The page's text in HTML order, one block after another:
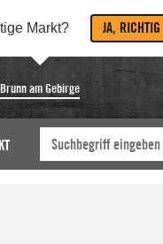
Markt? JA, RICHTIG
Brunn am Gebirge